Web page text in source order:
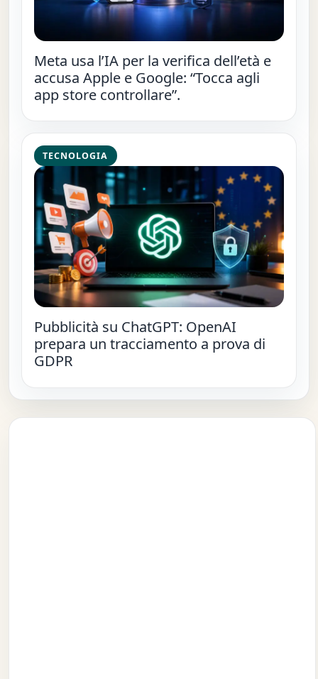
Meta usa l’IA per la verifica dell’età e
accusa Apple e Google: “Tocca agli
app store controllare”.
TECNOLOGIA
Pubblicità su ChatGPT: OpenAI
prepara un tracciamento a prova di
GDPR